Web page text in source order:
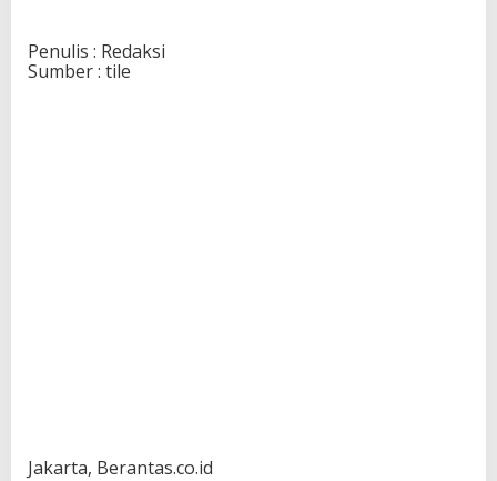
Penulis : Redaksi
Sumber : tile
Jakarta, Berantas.co.id